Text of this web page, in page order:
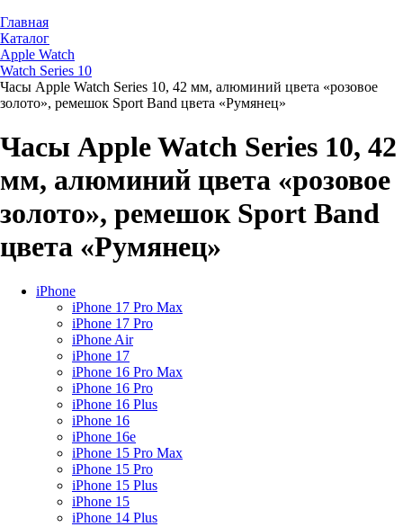
Главная
Каталог
Apple Watch
Watch Series 10
Часы Apple Watch Series 10, 42 мм, алюминий цвета «розовое
золото», ремешок Sport Band цвета «Румянец»
Часы Apple Watch Series 10, 42
мм, алюминий цвета «розовое
золото», ремешок Sport Band
цвета «Румянец»
iPhone
iPhone 17 Pro Max
iPhone 17 Pro
iPhone Air
iPhone 17
iPhone 16 Pro Max
iPhone 16 Pro
iPhone 16 Plus
iPhone 16
iPhone 16e
iPhone 15 Pro Max
iPhone 15 Pro
iPhone 15 Plus
iPhone 15
iPhone 14 Plus